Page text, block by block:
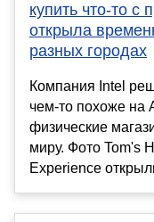
купить что-то с
открыла
разных городах
Компания Intel
чем-то похоже на
физические
миру. Фото Tom's
Experience